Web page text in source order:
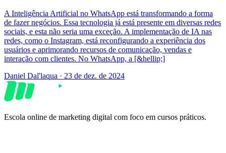
A Inteligência Artificial no WhatsApp está transformando a forma
de fazer negócios. Essa tecnologia já está presente em diversas redes
sociais, e esta não seria uma exceção. A implementação de IA nas
redes, como o Instagram, está reconfigurando a experiência dos
usuários e aprimorando recursos de comunicação, vendas e
interação com clientes. No WhatsApp, a [&hellip;]
Daniel Dal'laqua · 23 de dez. de 2024
Escola online de marketing digital com foco em cursos práticos.